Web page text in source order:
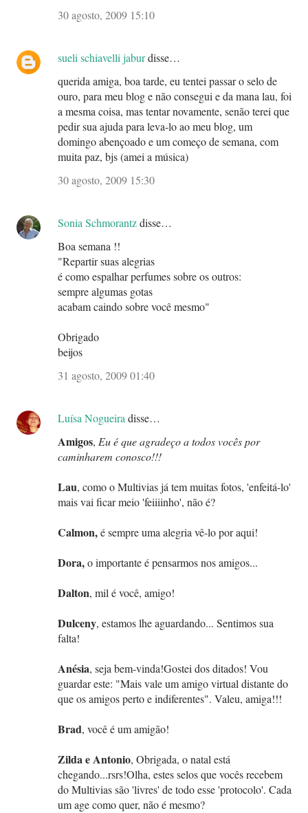
30 agosto, 2009 15:10
sueli schiavelli jaburdisse…
querida amiga, boa tarde, eu tentei passar o selo de
ouro, para meu blog e não consegui e da mana lau, foi
a mesma coisa, mas tentar novamente, senão terei que
pedir sua ajuda para leva-lo ao meu blog, um
domingo abençoado e um começo de semana, com
muita paz, bjs (amei a música)
30 agosto, 2009 15:30
Sonia Schmorantzdisse…
Boa semana !!
"Repartir suas alegrias
é como espalhar perfumes sobre os outros:
sempre algumas gotas
acabam caindo sobre você mesmo"
Obrigado
beijos
31 agosto, 2009 01:40
Luísa Nogueiradisse…
Amigos, Eu é que agradeço a todos vocês por
caminharem conosco!!!
Lau, como o Multivias já tem muitas fotos, 'enfeitá-lo'
mais vai ficar meio 'feiiiinho', não é?
Calmon,é sempre uma alegria vê-lo por aqui!
Dora,o importante é pensarmos nos amigos...
Dalton, mil é você, amigo!
Dulceny, estamos lhe aguardando... Sentimos sua
falta!
Anésia, seja bem-vinda!Gostei dos ditados! Vou
guardar este: "Mais vale um amigo virtual distante do
que os amigos perto e indiferentes". Valeu, amiga!!!
Brad, você é um amigão!
Zilda e Antonio, Obrigada, o natal está
chegando...rsrs!Olha, estes selos que vocês recebem
do Multivias são 'livres' de todo esse 'protocolo'. Cada
um age como quer, não é mesmo?